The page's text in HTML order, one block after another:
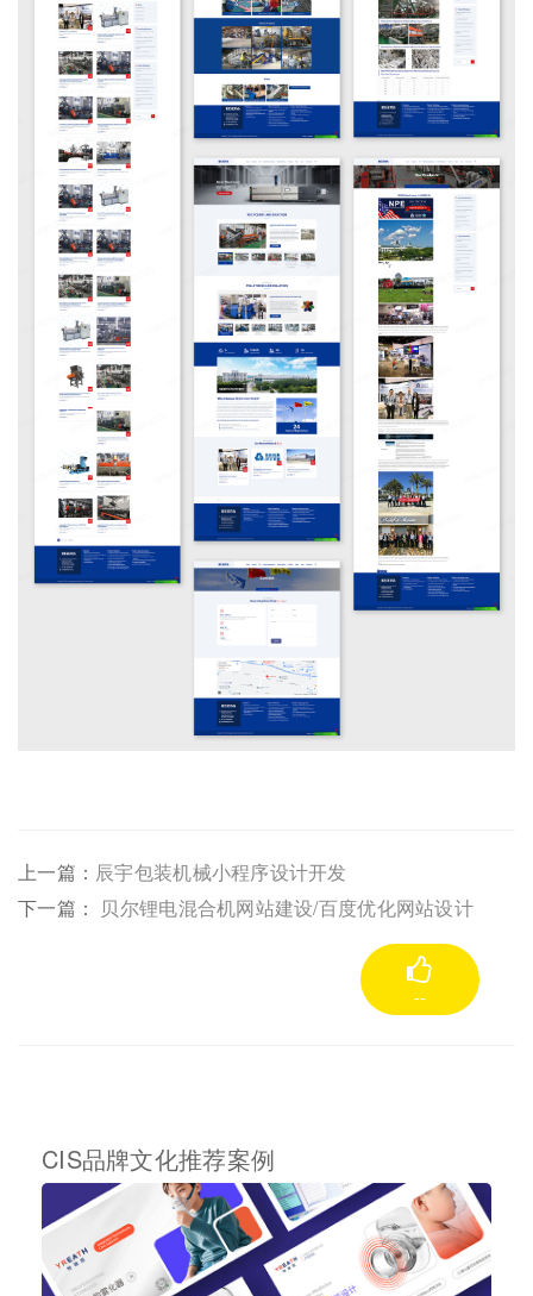
上一篇： 辰宇包装机械小程序设计开发
下一篇：
贝尔锂电混合机网站建设/百度优化网站设计
--
CIS品牌文化推荐案例